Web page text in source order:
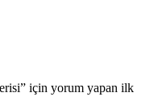
için yorum yapan ilk